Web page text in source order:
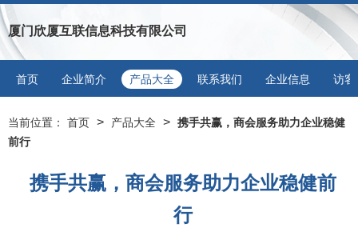
厦门欣厦互联信息科技有限公司
首页 企业简介 产品大全 联系我们 企业信息 访客
当前位置： 首页 > 产品大全 > 携手共赢，商会服务助力企业稳健
前行
携手共赢，商会服务助力企业稳健前
行